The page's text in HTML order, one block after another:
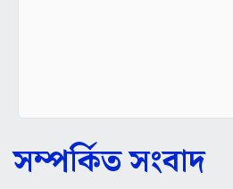
সম্পর্কিত সংবাদ